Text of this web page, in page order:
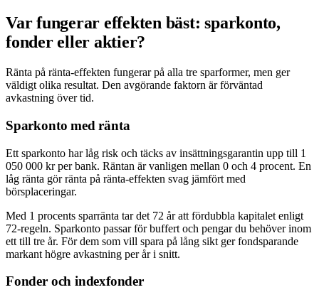
Var fungerar effekten bäst: sparkonto,
fonder eller aktier?
Ränta på ränta-effekten fungerar på alla tre sparformer, men ger
väldigt olika resultat. Den avgörande faktorn är förväntad
avkastning över tid.
Sparkonto med ränta
Ett sparkonto har låg risk och täcks av insättningsgarantin upp till 1
050 000 kr per bank. Räntan är vanligen mellan 0 och 4 procent. En
låg ränta gör ränta på ränta-effekten svag jämfört med
börsplaceringar.
Med 1 procents sparränta tar det 72 år att fördubbla kapitalet enligt
72-regeln. Sparkonto passar för buffert och pengar du behöver inom
ett till tre år. För dem som vill spara på lång sikt ger fondsparande
markant högre avkastning per år i snitt.
Fonder och indexfonder